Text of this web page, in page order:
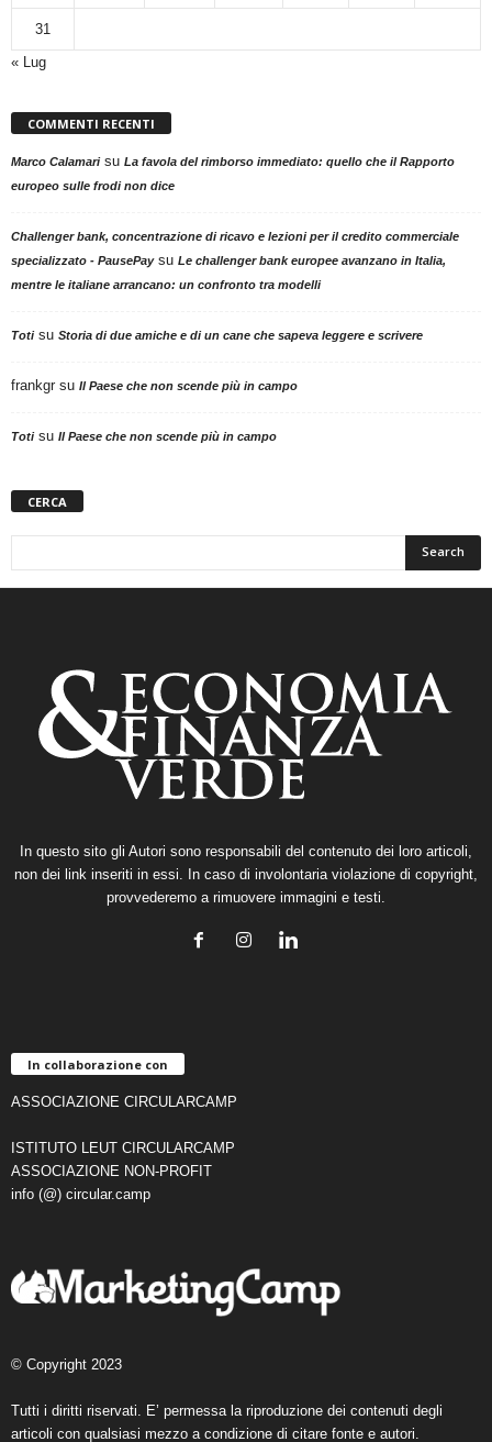
31
« Lug
COMMENTI RECENTI
Marco Calamarisu La favola del rimborso immediato: quello che il Rapporto
europeo sulle frodi non dice
Challenger bank, concentrazione di ricavo e lezioni per il credito commerciale
specializzato - PausePaysu Le challenger bank europee avanzano in Italia,
mentre le italiane arrancano: un confronto tra modelli
Totisu Storia di due amiche e di un cane che sapeva leggere e scrivere
frankgr su Il Paese che non scende più in campo
Totisu Il Paese che non scende più in campo
CERCA
In questo sito gli Autori sono responsabili del contenuto dei loro articoli,
non dei link inseriti in essi. In caso di involontaria violazione di copyright,
provvederemo a rimuovere immagini e testi.
In collaborazione con
ASSOCIAZIONE CIRCULARCAMP
ISTITUTO LEUT CIRCULARCAMP
ASSOCIAZIONE NON-PROFIT
info (@) circular.camp
© Copyright 2023
Tutti i diritti riservati. E’ permessa la riproduzione dei contenuti degli
articoli con qualsiasi mezzo a condizione di citare fonte e autori.